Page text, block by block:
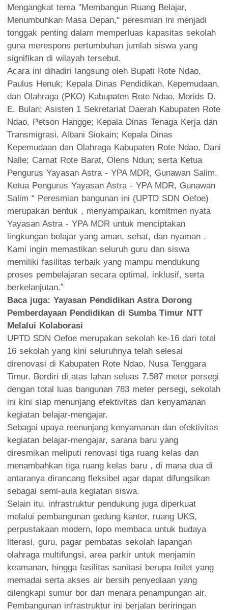
Mengangkat tema "Membangun Ruang Belajar,
Menumbuhkan Masa Depan," peresmian ini menjadi
tonggak penting dalam memperluas kapasitas sekolah
guna merespons pertumbuhan jumlah siswa yang
signifikan di wilayah tersebut.
Acara ini dihadiri langsung oleh Bupati Rote Ndao,
Paulus Henuk; Kepala Dinas Pendidikan, Kepemudaan,
dan Olahraga (PKO) Kabupaten Rote Ndao, Morids D.
E. Bulan; Asisten 1 Sekretariat Daerah Kabupaten Rote
Ndao, Petson Hangge; Kepala Dinas Tenaga Kerja dan
Transmigrasi, Albani Siokain; Kepala Dinas
Kepemudaan dan Olahraga Kabupaten Rote Ndao, Dani
Nalle; Camat Rote Barat, Olens Ndun; serta Ketua
Pengurus Yayasan Astra - YPA MDR, Gunawan Salim.
Ketua Pengurus Yayasan Astra - YPA MDR, Gunawan
Salim “ Peresmian bangunan ini (UPTD SDN Oefoe)
merupakan bentuk , menyampaikan, komitmen nyata
Yayasan Astra - YPA MDR untuk menciptakan
lingkungan belajar yang aman, sehat, dan nyaman .
Kami ingin memastikan seluruh guru dan siswa
memiliki fasilitas terbaik yang mampu mendukung
proses pembelajaran secara optimal, inklusif, serta
berkelanjutan.ˮ
Baca juga: Yayasan Pendidikan Astra Dorong
Pemberdayaan Pendidikan di Sumba Timur NTT
Melalui Kolaborasi
UPTD SDN Oefoe merupakan sekolah ke-16 dari total
16 sekolah yang kini seluruhnya telah selesai
direnovasi di Kabupaten Rote Ndao, Nusa Tenggara
Timur. Berdiri di atas lahan seluas 7.587 meter persegi
dengan total luas bangunan 783 meter persegi, sekolah
ini kini siap menunjang efektivitas dan kenyamanan
kegiatan belajar-mengajar.
Sebagai upaya menunjang kenyamanan dan efektivitas
kegiatan belajar-mengajar, sarana baru yang
diresmikan meliputi renovasi tiga ruang kelas dan
menambahkan tiga ruang kelas baru , di mana dua di
antaranya dirancang fleksibel agar dapat difungsikan
sebagai semi-aula kegiatan siswa.
Selain itu, infrastruktur pendukung juga diperkuat
melalui pembangunan gedung kantor, ruang UKS,
perpustakaan modern, lopo membaca untuk budaya
literasi, guru, pagar pembatas sekolah lapangan
olahraga multifungsi, area parkir untuk menjamin
keamanan, hingga fasilitas sanitasi berupa toilet yang
memadai serta akses air bersih penyediaan yang
dilengkapi sumur bor dan menara penampungan air.
Pembangunan infrastruktur ini berjalan beriringan